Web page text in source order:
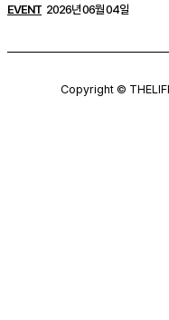
EVENT 2026년 06월 04일
Copyright ©